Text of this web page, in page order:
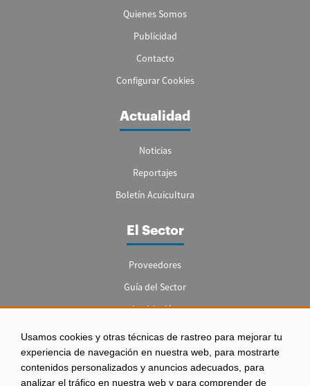
Usamos cookies y otras técnicas de rastreo para mejorar tu
experiencia de navegación en nuestra web, para mostrarte
contenidos personalizados y anuncios adecuados, para
analizar el tráfico en nuestra web y para comprender de
Quienes Somos
Publicidad
Contacto
Configurar Cookies
Actualidad
Noticias
Reportajes
Boletín Acuicultura
El Sector
Proveedores
Guía del Sector
Legislación
Empleo